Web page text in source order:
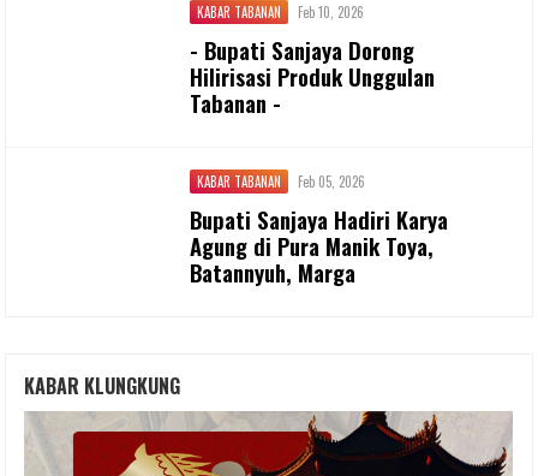
KABAR TABANAN Feb 10, 2026
- Bupati Sanjaya Dorong
Hilirisasi Produk Unggulan
Tabanan -
KABAR TABANAN Feb 05, 2026
Bupati Sanjaya Hadiri Karya
Agung di Pura Manik Toya,
Batannyuh, Marga
KABAR KLUNGKUNG